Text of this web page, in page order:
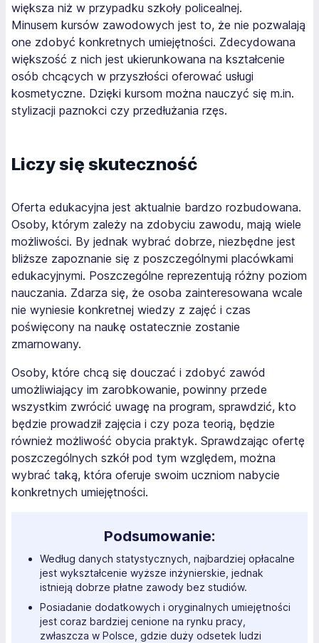
większa niż w przypadku szkoły policealnej.
Minusem kursów zawodowych jest to, że nie pozwalają
one zdobyć konkretnych umiejętności. Zdecydowana
większość z nich jest ukierunkowana na kształcenie
osób chcących w przyszłości oferować usługi
kosmetyczne. Dzięki kursom można nauczyć się m.in.
stylizacji paznokci czy przedłużania rzęs.
Liczy się skuteczność
Oferta edukacyjna jest aktualnie bardzo rozbudowana.
Osoby, którym zależy na zdobyciu zawodu, mają wiele
możliwości. By jednak wybrać dobrze, niezbędne jest
bliższe zapoznanie się z poszczególnymi placówkami
edukacyjnymi. Poszczególne reprezentują różny poziom
nauczania. Zdarza się, że osoba zainteresowana wcale
nie wyniesie konkretnej wiedzy z zajęć i czas
poświęcony na naukę ostatecznie zostanie
zmarnowany.
Osoby, które chcą się douczać i zdobyć zawód
umożliwiający im zarobkowanie, powinny przede
wszystkim zwrócić uwagę na program, sprawdzić, kto
będzie prowadził zajęcia i czy poza teorią, będzie
również możliwość obycia praktyk. Sprawdzając ofertę
poszczególnych szkół pod tym względem, można
wybrać taką, która oferuje swoim uczniom nabycie
konkretnych umiejętności.
Podsumowanie:
Według danych statystycznych, najbardziej opłacalne
jest wykształcenie wyższe inżynierskie, jednak
istnieją dobrze płatne zawody bez studiów.
Posiadanie dodatkowych i oryginalnych umiejętności
jest coraz bardziej cenione na rynku pracy,
zwłaszcza w Polsce, gdzie duży odsetek ludzi